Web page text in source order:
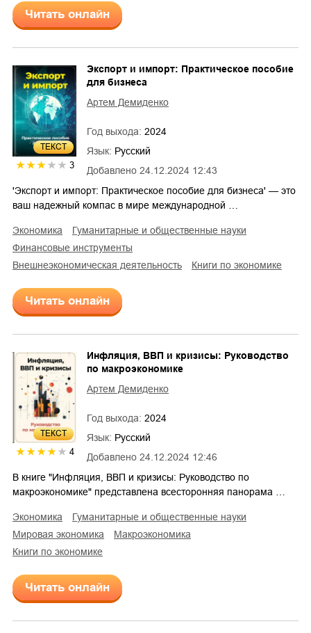
Читать онлайн
ТЕКСТ
3 Добавлено 24.12.2024 12:43
Экспорт и импорт: Практическое пособие
для бизнеса
Артем Демиденко
Год выхода: 2024
Язык: Русский
'Экспорт и импорт: Практическое пособие для бизнеса' — это
ваш надежный компас в мире международной …
экономика
гуманитарные и общественные науки
финансовые инструменты
внешнеэкономическая деятельность
книги по экономике
Читать онлайн
ТЕКСТ
4 Добавлено 24.12.2024 12:46
Инфляция, ВВП и кризисы: Руководство
по макроэкономике
Артем Демиденко
Год выхода: 2024
Язык: Русский
В книге "Инфляция, ВВП и кризисы: Руководство по
макроэкономике" представлена всесторонняя панорама …
экономика
гуманитарные и общественные науки
мировая экономика
макроэкономика
книги по экономике
Читать онлайн